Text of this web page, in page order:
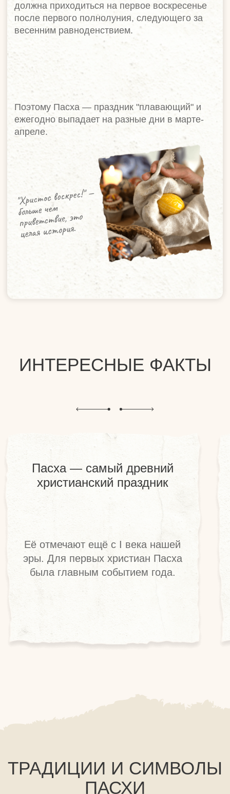
ТРАДИЦИИ И СИМВОЛЫ
ПАСХИ
КРАШЕНЫЕ ЯЙЦА
символ новой жизни и воскрешения
ПАСХАЛЬНЫЙ КУЛИЧ
праздничный хлеб, который выпекают и
освящают в церкви
КРАШЕНЫЕ ЯЙЦА
ПРИВЕТСТВИЕ
верующие обмениваются словами:
"Христос воскрес!" — "Воистину